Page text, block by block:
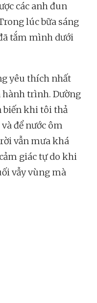
các anh đun
lúc bữa sáng
tắm mình dưới
yêu thích nhất
hành trình. Dường
biến khi tôi thả
để nước ôm
vẫn mưa khá
giác tự do khi
vẫy vùng mà